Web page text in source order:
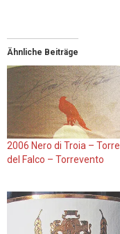
Ähnliche Beiträge
2006 Nero di Troia – Torre
del Falco – Torrevento